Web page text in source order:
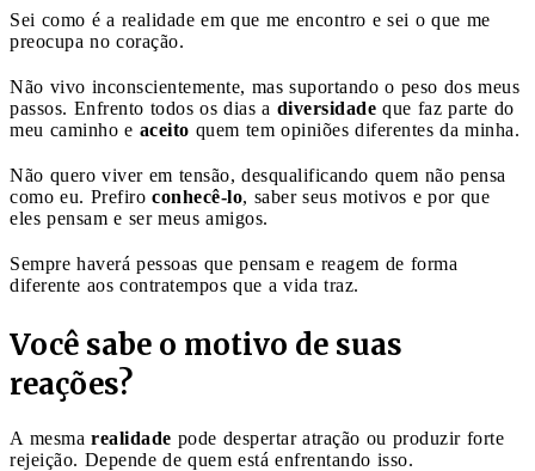
Sei como é a realidade em que me encontro e sei o que me
preocupa no coração.
Não vivo inconscientemente, mas suportando o peso dos meus
passos. Enfrento todos os dias a diversidade que faz parte do
meu caminho e aceito quem tem opiniões diferentes da minha.
Não quero viver em tensão, desqualificando quem não pensa
como eu. Prefiro conhecê-lo, saber seus motivos e por que
eles pensam e ser meus amigos.
Sempre haverá pessoas que pensam e reagem de forma
diferente aos contratempos que a vida traz.
Você sabe o motivo de suas
reações?
A mesma realidade pode despertar atração ou produzir forte
rejeição. Depende de quem está enfrentando isso.